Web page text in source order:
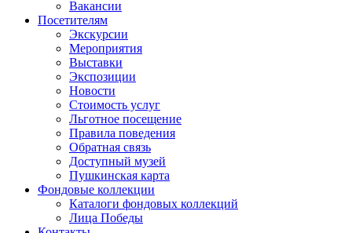
Вакансии
Посетителям
Экскурсии
Мероприятия
Выставки
Экспозиции
Новости
Стоимость услуг
Льготное посещение
Правила поведения
Обратная связь
Доступный музей
Пушкинская карта
Фондовые коллекции
Каталоги фондовых коллекций
Лица Победы